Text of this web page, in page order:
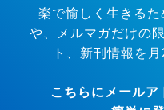
楽で愉しく生きる
や、メルマガだけの
ト、新刊情報を
こちらにメール